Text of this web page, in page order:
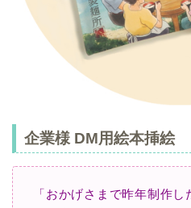
企業様 DM用絵本挿絵
「おかげさまで昨年制作